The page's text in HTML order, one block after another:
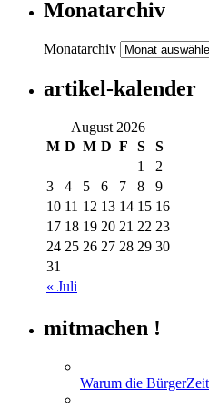
Monatarchiv
Monatarchiv
artikel-kalender
August 2026
M D M D F S S
« Juli
1
2
3
4 5 6 7 8
9
10 11 12 13 14 15 16
17 18 19 20 21 22 23
24 25 26 27 28 29 30
31
mitmachen !
Warum die